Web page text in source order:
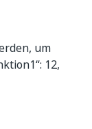
um
12,